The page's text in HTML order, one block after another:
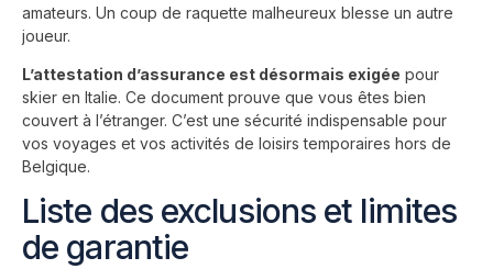
amateurs. Un coup de raquette malheureux blesse un autre
joueur.
L’attestation d’assurance est désormais exigée pour
skier en Italie. Ce document prouve que vous êtes bien
couvert à l’étranger. C’est une sécurité indispensable pour
vos voyages et vos activités de loisirs temporaires hors de
Belgique.
Liste des exclusions et limites
de garantie